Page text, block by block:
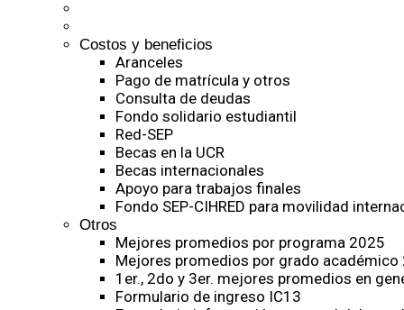
Costos y beneficios
Aranceles
Pago de matrícula y otros
Consulta de deudas
Fondo solidario estudiantil
Red-SEP
Becas en la UCR
Becas internacionales
Apoyo para trabajos finales
Fondo SEP-CIHRED para movilidad
Otros
Mejores promedios por programa 2025
Mejores promedios por grado académico
1er., 2do y 3er. mejores promedios en
Formulario de ingreso IC13